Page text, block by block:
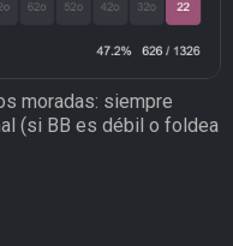
moradas: siempre
(si BB es débil o foldea